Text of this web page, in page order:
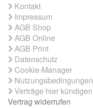
Kontakt
Impressum
AGB Shop
AGB Online
AGB Print
Datenschutz
Cookie-Manager
Nutzungsbedingungen
Verträge hier kündigen
Vertrag widerrufen